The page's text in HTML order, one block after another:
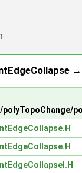
→
polyTopoChange/